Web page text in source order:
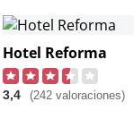
Hotel Reforma
3,4 (242 valoraciones)